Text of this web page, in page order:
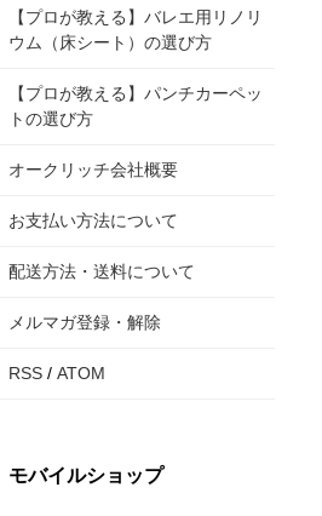
【プロが教える】バレエ用リノリ
ウム（床シート）の選び方
【プロが教える】パンチカーペッ
トの選び方
オークリッチ会社概要
お支払い方法について
配送方法・送料について
メルマガ登録・解除
RSS / ATOM
モバイルショップ